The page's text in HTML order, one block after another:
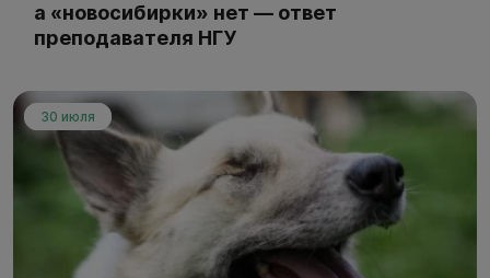
а «новосибирки» нет — ответ
преподавателя НГУ
30 июля